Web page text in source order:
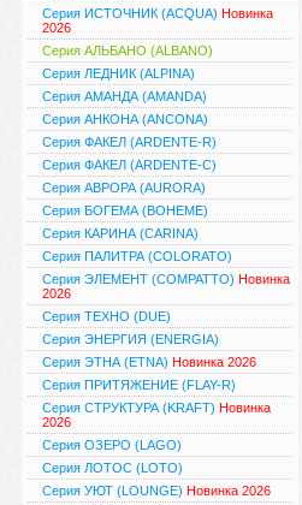
Серия ИСТОЧНИК (ACQUA) Новинка
2026
Серия АЛЬБАНО (ALBANO)
Серия ЛЕДНИК (ALPINA)
Серия АМАНДА (AMANDA)
Серия АНКОНА (ANCONA)
Серия ФАКЕЛ (ARDENTE-R)
Серия ФАКЕЛ (ARDENTE-C)
Серия АВРОРА (AURORA)
Серия БОГЕМА (BOHEME)
Серия КАРИНА (CARINA)
Серия ПАЛИТРА (COLORATO)
Серия ЭЛЕМЕНТ (COMPATTO) Новинка
2026
Серия ТЕХНО (DUE)
Серия ЭНЕРГИЯ (ENERGIA)
Серия ЭТНА (ETNA) Новинка 2026
Серия ПРИТЯЖЕНИЕ (FLAY-R)
Серия СТРУКТУРА (KRAFT) Новинка
2026
Серия ОЗЕРО (LAGO)
Серия ЛОТОС (LOTO)
Серия УЮТ (LOUNGE) Новинка 2026